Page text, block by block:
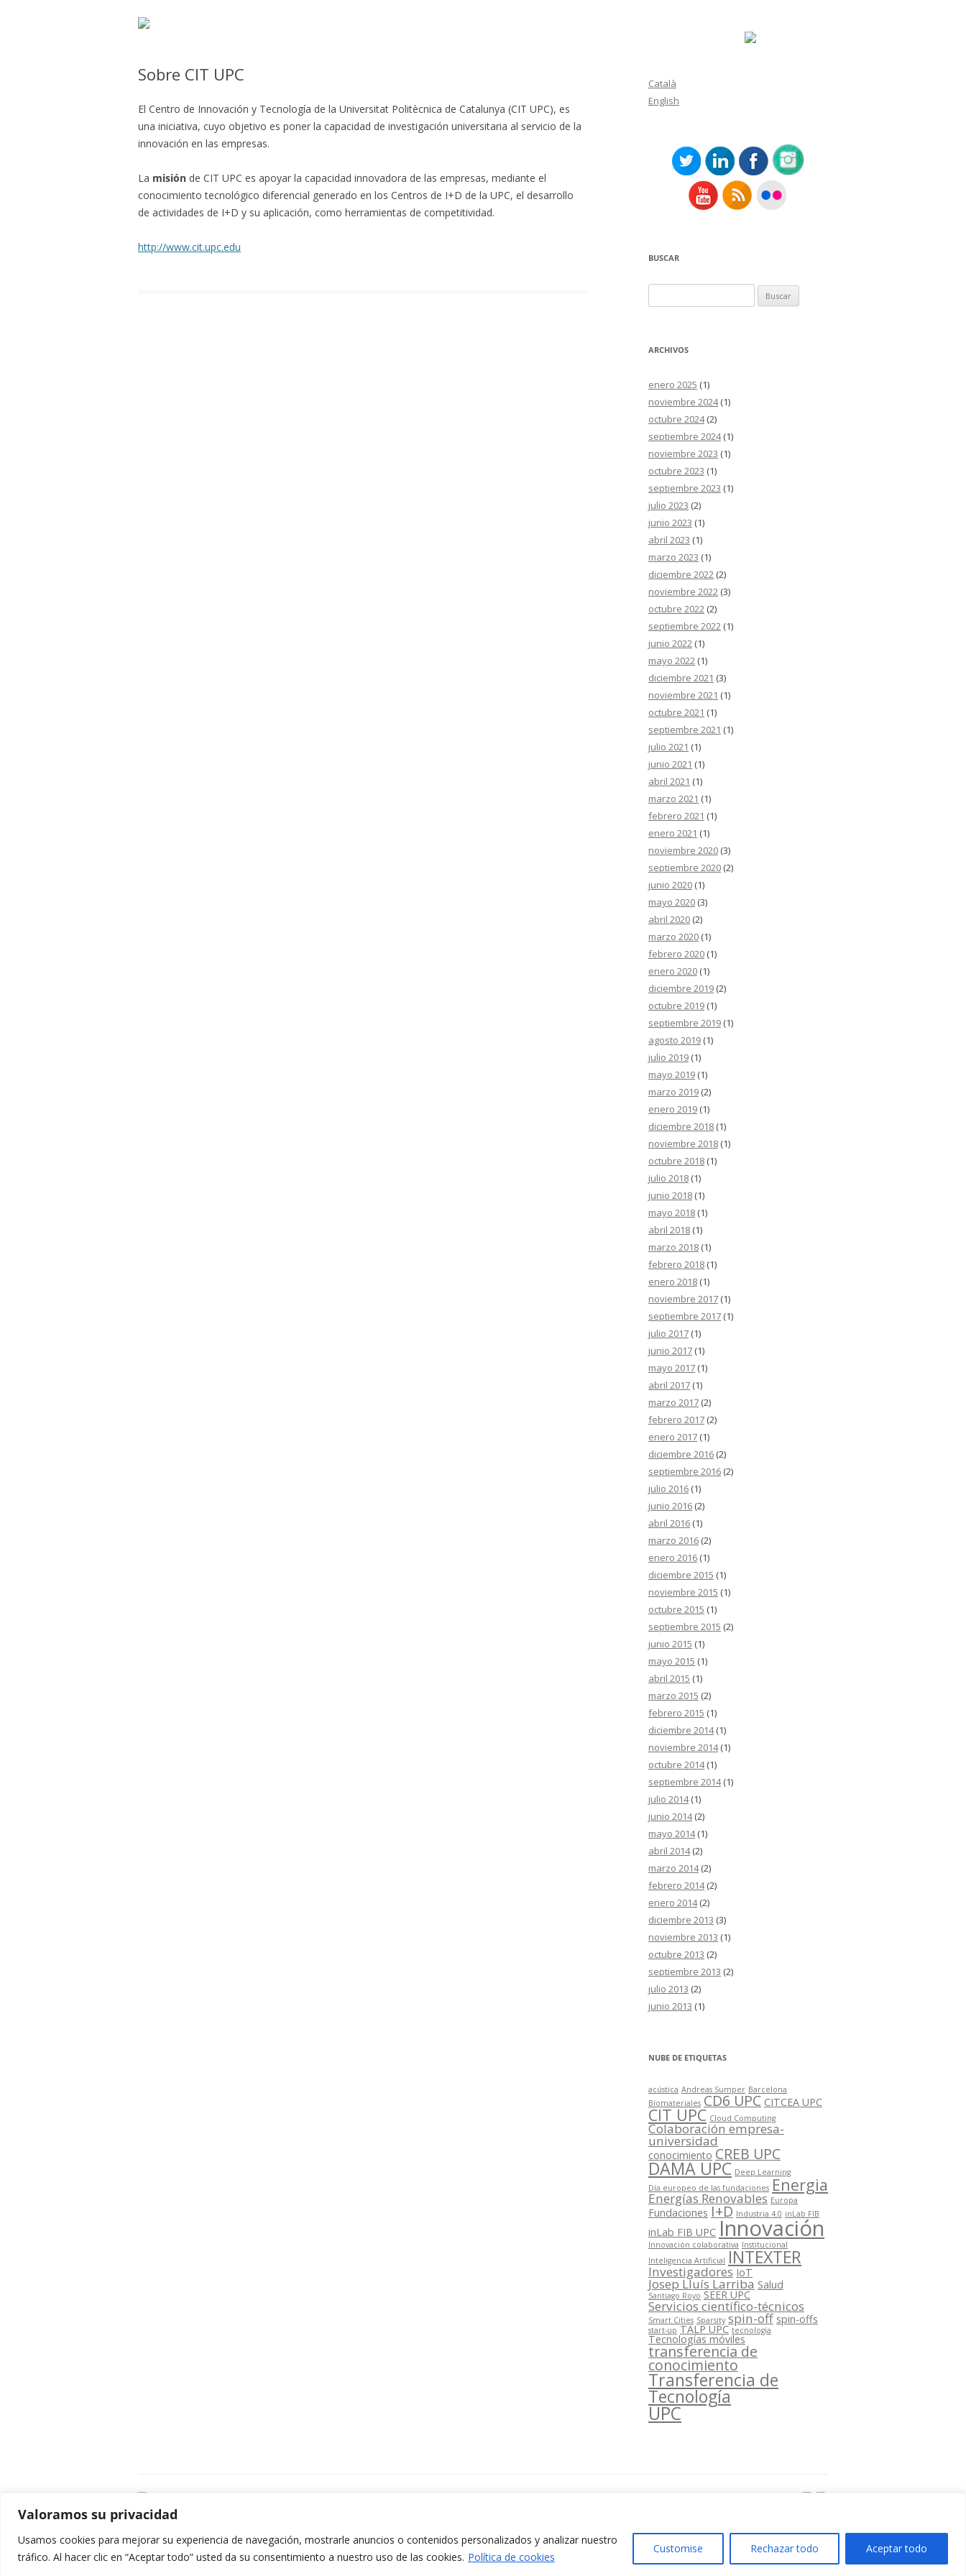
Valoramos su privacidad
Usamos cookies para mejorar su experiencia de navegación, mostrarle anuncios o contenidos personalizados y analizar nuestro
tráfico. Al hacer clic en “Aceptar todo” usted da su consentimiento a nuestro uso de las cookies. Política de cookies
Customise Rechazar todo Aceptar todo
Sobre CIT UPC
El Centro de Innovación y Tecnología de la Universitat Politècnica de Catalunya (CIT UPC), es
una iniciativa, cuyo objetivo es poner la capacidad de investigación universitaria al servicio de la
innovación en las empresas.
La misión de CIT UPC es apoyar la capacidad innovadora de las empresas, mediante el
conocimiento tecnológico diferencial generado en los Centros de I+D de la UPC, el desarrollo
de actividades de I+D y su aplicación, como herramientas de competitividad.
http://www.cit.upc.edu
Català
English
BUSCAR
ARCHIVOS
enero 2025 (1)
noviembre 2024(1)
octubre 2024(2)
septiembre 2024(1)
noviembre 2023 (1)
octubre 2023 (1)
septiembre 2023 (1)
julio 2023 (2)
junio 2023 (1)
abril 2023 (1)
marzo 2023 (1)
diciembre 2022 (2)
noviembre 2022 (3)
octubre 2022 (2)
septiembre 2022 (1)
junio 2022 (1)
mayo 2022 (1)
diciembre 2021 (3)
noviembre 2021 (1)
octubre 2021 (1)
septiembre 2021 (1)
julio 2021 (1)
junio 2021 (1)
abril 2021 (1)
marzo 2021 (1)
febrero 2021 (1)
enero 2021 (1)
noviembre 2020 (3)
septiembre 2020 (2)
junio 2020 (1)
mayo 2020 (3)
abril 2020 (2)
marzo 2020 (1)
febrero 2020 (1)
enero 2020 (1)
diciembre 2019 (2)
octubre 2019 (1)
septiembre 2019 (1)
agosto 2019 (1)
julio 2019 (1)
mayo 2019 (1)
marzo 2019 (2)
enero 2019 (1)
diciembre 2018 (1)
noviembre 2018 (1)
octubre 2018 (1)
julio 2018 (1)
junio 2018 (1)
mayo 2018 (1)
abril 2018 (1)
marzo 2018 (1)
febrero 2018 (1)
enero 2018 (1)
noviembre 2017 (1)
septiembre 2017 (1)
julio 2017 (1)
junio 2017 (1)
mayo 2017 (1)
abril 2017 (1)
marzo 2017 (2)
febrero 2017 (2)
enero 2017 (1)
diciembre 2016 (2)
septiembre 2016 (2)
julio 2016 (1)
junio 2016 (2)
abril 2016 (1)
marzo 2016 (2)
enero 2016 (1)
diciembre 2015 (1)
noviembre 2015 (1)
octubre 2015 (1)
septiembre 2015 (2)
junio 2015 (1)
mayo 2015 (1)
abril 2015 (1)
marzo 2015 (2)
febrero 2015 (1)
diciembre 2014(1)
noviembre 2014(1)
octubre 2014(1)
septiembre 2014(1)
julio 2014(1)
junio 2014(2)
mayo 2014(1)
abril 2014(2)
marzo 2014(2)
febrero 2014(2)
enero 2014(2)
diciembre 2013 (3)
noviembre 2013 (1)
octubre 2013 (2)
septiembre 2013 (2)
julio 2013 (2)
junio 2013 (1)
NUBE DE ETIQUETAS
acústica Andreas Sumper Barcelona
Biomateriales CD6 UPC CITCEA UPC
CIT UPC Cloud Computing
Colaboración empresa-
universidad
conocimiento CREB UPC
DAMA UPC Deep Learning
Día europeo de las fundaciones Energia
Energías Renovables Europa
Fundaciones I+D Industria 4.0 inLab FIB
inLab FIB UPC Innovación
Innovación colaborativa Institucional
Inteligencia Artificial INTEXTER
Investigadores IoT
Josep Lluís Larriba Salud
Santiago Royo SEER UPC
Servicios científico-técnicos
Smart Cities Sparsity spin-off spin-offs
start-up TALP UPC tecnología
Tecnologías móviles
transferencia de
conocimiento
Transferencia de
Tecnología
UPC
C/ Jordi Girona 1-3
08034 Barcelona (Espanya)
+34 93 405 44 03